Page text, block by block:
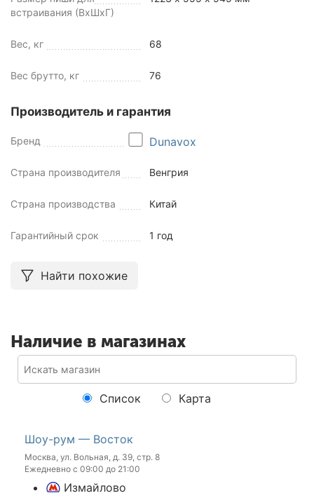
встраивания (ВхШхГ)
Вес, кг 68
Вес брутто, кг 76
Производитель и гарантия
Бренд Dunavox
Страна производителя Венгрия
Страна производства Китай
Гарантийный срок 1 год
Найти похожие
Наличие в магазинах
Список Карта
Шоу-рум — Восток
Москва, ул. Вольная, д. 39, стр. 8
Ежедневно с 09:00 до 21:00
Измайлово